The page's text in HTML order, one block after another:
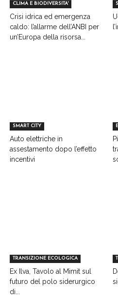
CLIMA E BIODIVERSITA'
Crisi idrica ed emergenza
caldo: l’allarme dell’ANBI per
un’Europa della risorsa...
SMART CITY
Auto elettriche in
assestamento dopo l’effetto
incentivi
TRANSIZIONE ECOLOGICA
Ex Ilva, Tavolo al Mimit sul
futuro del polo siderurgico
di...